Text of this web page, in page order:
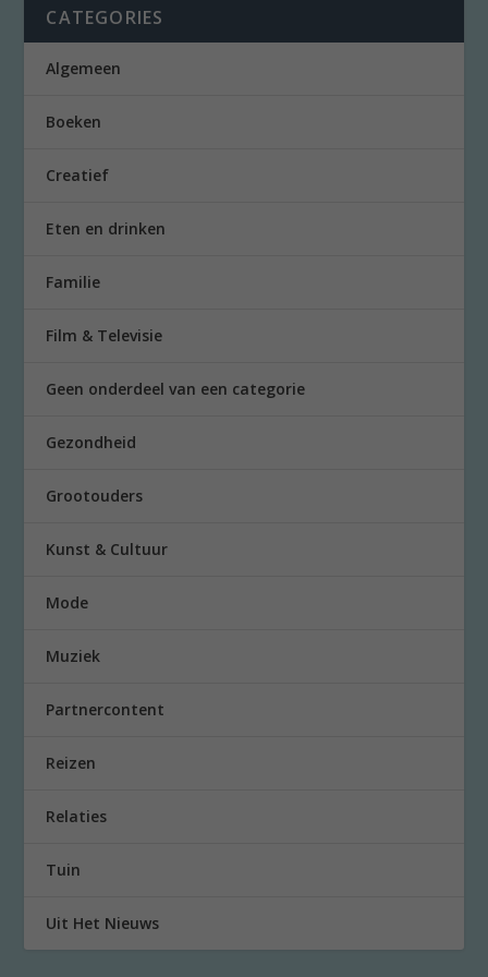
CATEGORIES
Algemeen
Boeken
Creatief
Eten en drinken
Familie
Film & Televisie
Geen onderdeel van een categorie
Gezondheid
Grootouders
Kunst & Cultuur
Mode
Muziek
Partnercontent
Reizen
Relaties
Tuin
Uit Het Nieuws